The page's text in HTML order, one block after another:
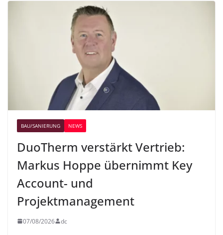
BAU/SANIERUNG NEWS
DuoTherm verstärkt Vertrieb:
Markus Hoppe übernimmt Key
Account- und
Projektmanagement
07/08/2026 dc